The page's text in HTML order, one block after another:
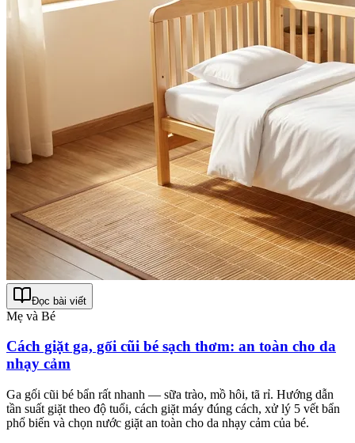
Đọc bài viết
Mẹ và Bé
Cách giặt ga, gối cũi bé sạch thơm: an toàn cho da
nhạy cảm
Ga gối cũi bé bẩn rất nhanh — sữa trào, mồ hôi, tã rỉ. Hướng dẫn
tần suất giặt theo độ tuổi, cách giặt máy đúng cách, xử lý 5 vết bẩn
phổ biến và chọn nước giặt an toàn cho da nhạy cảm của bé.